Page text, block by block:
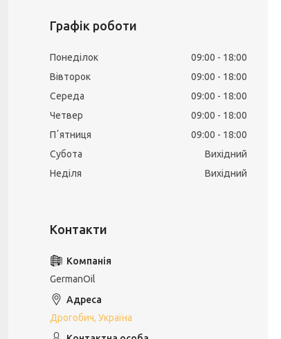
Графік роботи
Понеділок 09:00
18:00
Вівторок
09:00
18:00
Середа
09:00
18:00
Четвер
09:00
18:00
Пʼятниця
09:00
18:00
Субота
Вихідний
Неділя
Вихідний
GermanOil
Дрогобич, Україна